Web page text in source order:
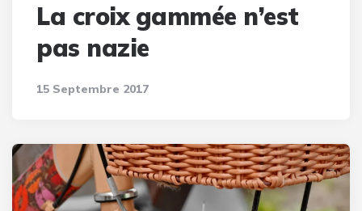
La croix gammée n’est
pas nazie
15 Septembre 2017